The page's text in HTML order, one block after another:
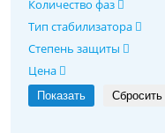
Количество фаз
Тип стабилизатора
Степень защиты
Цена